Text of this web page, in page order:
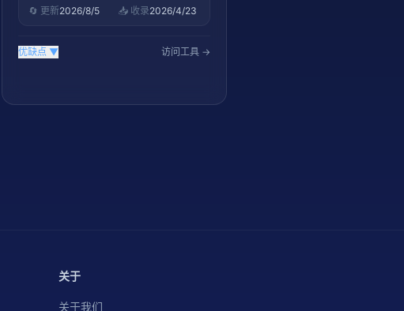
是构建「AI 原生应用」前端层的理想选
🔄 更新2026/8/5 📥 收录2026/4/23
优缺点 ▼ 访问工具 →
关于
关于我们